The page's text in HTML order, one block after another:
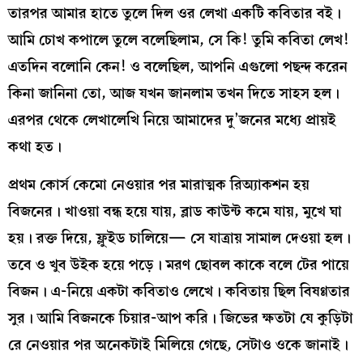
তারপর আমার হাতে তুলে দিল ওর লেখা একটি কবিতার বই।
আমি চোখ কপালে তুলে বলেছিলাম, সে কি! তুমি কবিতা লেখ!
এতদিন বলোনি কেন! ও বলেছিল, আপনি এগুলো পছন্দ করেন
কিনা জানিনা তো, আজ যখন জানলাম তখন দিতে সাহস হল।
এরপর থেকে লেখালেখি নিয়ে আমাদের দু’জনের মধ্যে প্রায়ই
কথা হত।
প্রথম কোর্স কেমো নেওয়ার পর মারাত্মক রিঅ্যাকশন হয়
বিজনের। খাওয়া বন্ধ হয়ে যায়, ব্লাড কাউন্ট কমে যায়, মুখে ঘা
হয়। রক্ত দিয়ে, ফ্লুইড চালিয়ে— সে যাত্রায় সামাল দেওয়া হল।
তবে ও খুব উইক হয়ে পড়ে। মরণ ছোবল কাকে বলে টের পায়ে
বিজন। এ-নিয়ে একটা কবিতাও লেখে। কবিতায় ছিল বিষণ্ণতার
সুর। আমি বিজনকে চিয়ার-আপ করি। জিভের ক্ষতটা যে কুড়িটা
রে নেওয়ার পর অনেকটাই মিলিয়ে গেছে, সেটাও ওকে জানাই।